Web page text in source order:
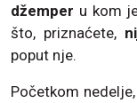
džemper u kom
što, priznaćete,
poput nje.
Početkom nedelje,